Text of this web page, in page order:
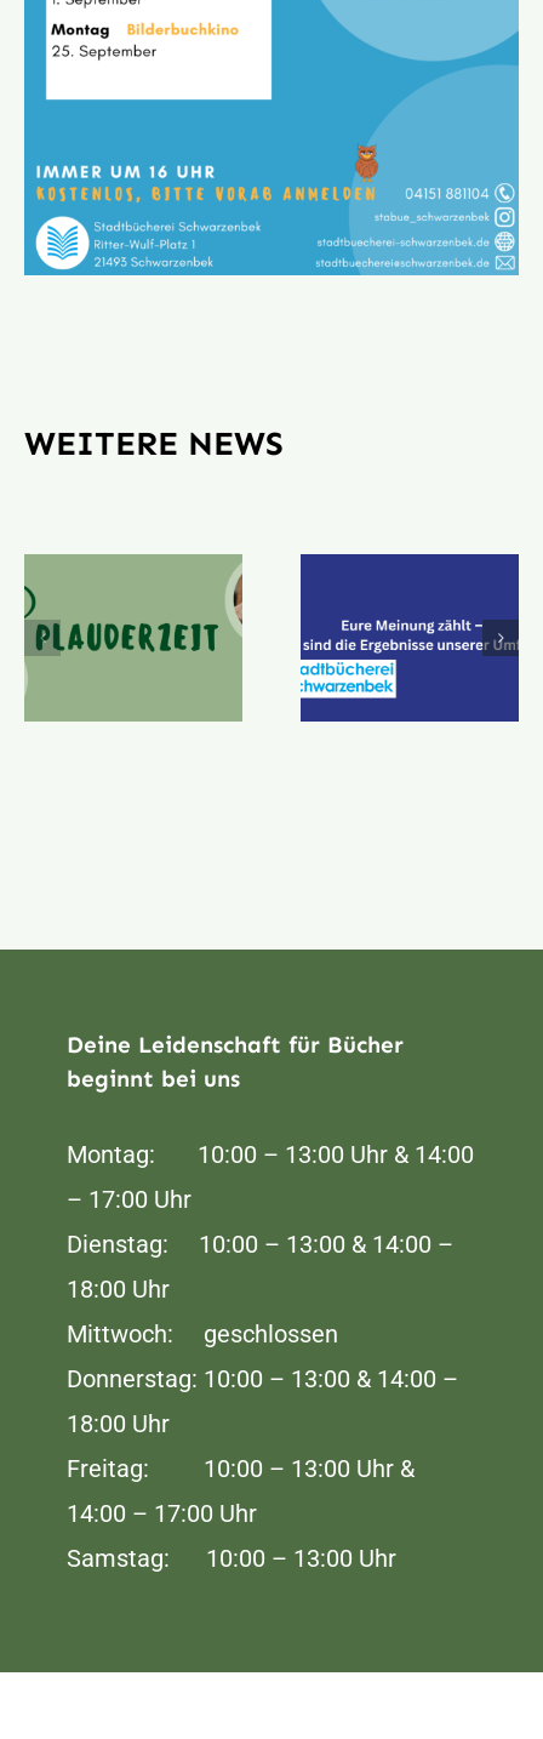
WEITERE NEWS
Deine Leidenschaft für Bücher
beginnt bei uns
Montag: 10:00 – 13:00 Uhr & 14:00
– 17:00 Uhr
Dienstag: 10:00 – 13:00 & 14:00 –
18:00 Uhr
Mittwoch: geschlossen
Donnerstag: 10:00 – 13:00 & 14:00 –
18:00 Uhr
Freitag: 10:00 – 13:00 Uhr &
14:00 – 17:00 Uhr
Samstag: 10:00 – 13:00 Uhr